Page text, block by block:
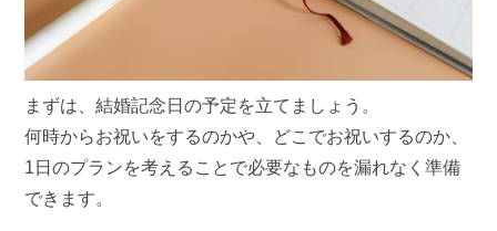
まずは、結婚記念日の予定を立てましょう。
何時からお祝いをするのかや、どこでお祝いするのか、
1日のプランを考えることで必要なものを漏れなく準備
できます。